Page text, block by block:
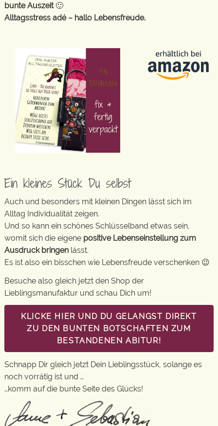
bunte Auszeit🙂
Alltagsstress adé – hallo Lebensfreude.
Ein kleines Stück Du selbst
Auch und besonders mit kleinen Dingen lässt sich im
Alltag Individualität zeigen.
Und so kann ein schönes Schlüsselband etwas sein,
womit sich die eigene positive Lebenseinstellung zum
Ausdruck bringen lässt.
Es ist also ein bisschen wie Lebensfreude verschenken 😉
Besuche also gleich jetzt den Shop der
Lieblingsmanufaktur und schau Dich um!
KLICKE HIER UND DU GELANGST DIREKT
ZU DEN BUNTEN BOTSCHAFTEN ZUM
BESTANDENEN ABITUR!
Schnapp Dir gleich jetzt Dein Lieblingsstück, solange es
noch vorrätig ist und …
…komm auf die bunte Seite des Glücks!